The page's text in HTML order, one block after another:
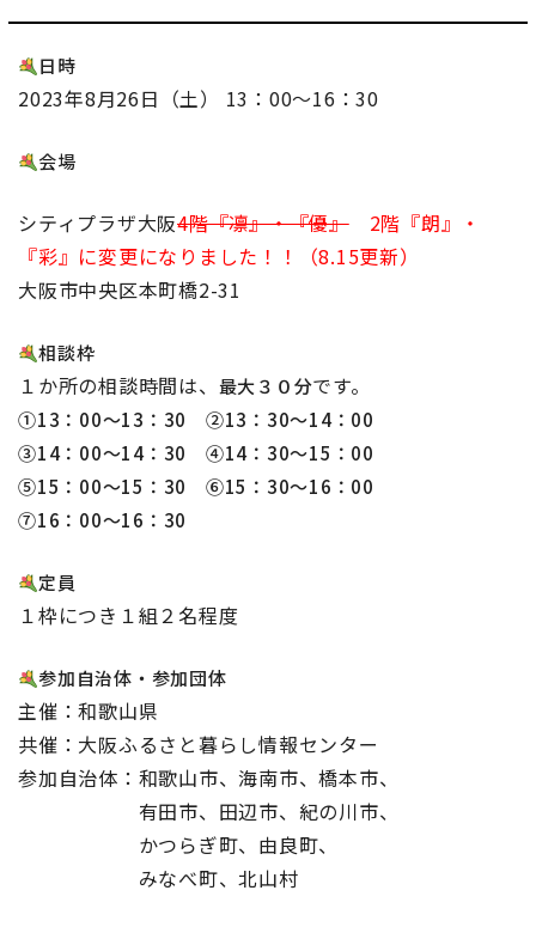
日時
2023年8月26日（土） 13：00～16：30
会場
シティプラザ大阪4階『凛』・『優』2階『朗』・
『彩』に変更になりました！！（8.15更新）
大阪市中央区本町橋2-31
相談枠
１か所の相談時間は、 最大３０分です。
①13：00～13：30 ②13：30～14：00
③14：00～14：30 ④14：30～15：00
⑤15：00～15：30 ⑥15：30～16：00
⑦16：00～16：30
定員
１枠につき１組２名程度
参加自治体・参加団体
主催：和歌山県
共催：大阪ふるさと暮らし情報センター
参加自治体：和歌山市、海南市、橋本市、
有田市、田辺市、紀の川市、
かつらぎ町、由良町、
みなべ町、北山村